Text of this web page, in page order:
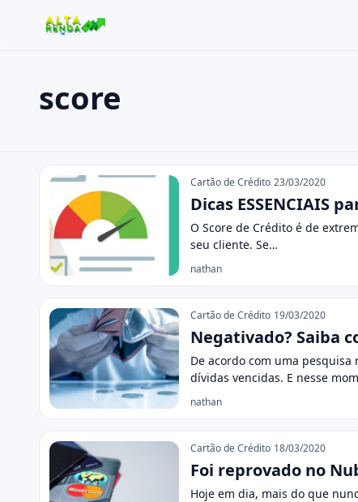
Buscar no site
Pressione Enter para buscar ou ESC para fechar.
score
score Cartão de Crédito 23/03/2020
Dicas ESSENCIAIS
O Score de Crédito é de
seu cliente. Se…
nathan
Cartão de Crédito 19/03/2020
Negativado? Saiba
De acordo com uma
dívidas vencidas. E nesse
nathan
Cartão de Crédito 18/03/2020
Foi reprovado no
Hoje em dia, mais do que